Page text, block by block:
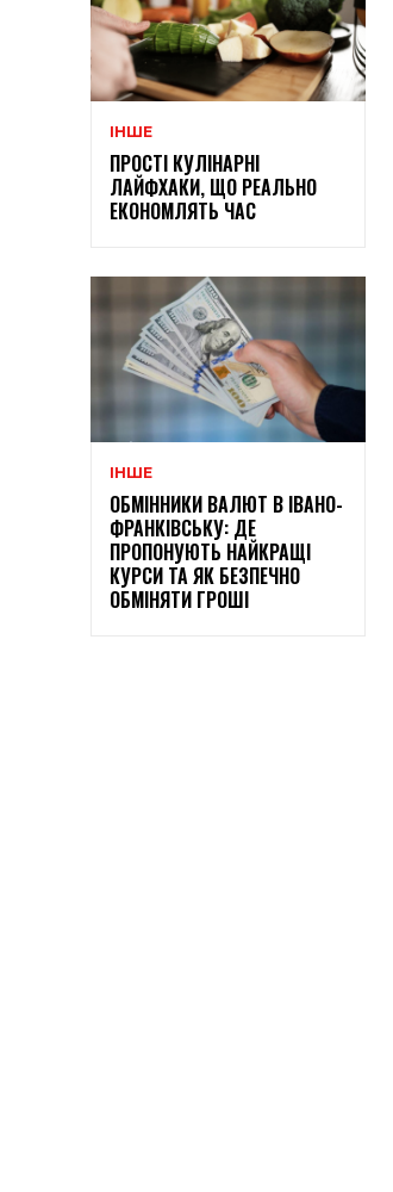
ІНШЕ
ПРОСТІ КУЛІНАРНІ
ЛАЙФХАКИ, ЩО РЕАЛЬНО
ЕКОНОМЛЯТЬ ЧАС
ІНШЕ
ОБМІННИКИ ВАЛЮТ В ІВАНО-
ФРАНКІВСЬКУ: ДЕ
ПРОПОНУЮТЬ НАЙКРАЩІ
КУРСИ ТА ЯК БЕЗПЕЧНО
ОБМІНЯТИ ГРОШІ